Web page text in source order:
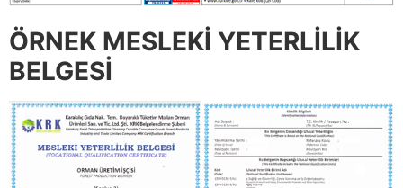
ÖRNEK MESLEKİ YETERLİLİK
BELGESİ